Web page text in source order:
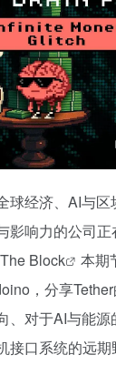
球经济、AI与
影响力的公司正
The Block
本期
，分享Tether
、对于AI与能
接口系统的远